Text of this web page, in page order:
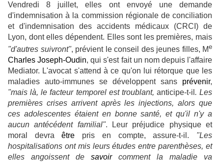
Vendredi 8 juillet, elles ont envoyé une demande
d'indemnisation à la commission régionale de conciliation
et d'indemnisation des accidents médicaux (CRCI) de
Lyon, dont elles dépendent. Elles sont les premières, mais
"d'autres suivront", prévient le conseil des jeunes filles, Me
Charles Joseph-Oudin, qui s'est fait un nom depuis l'affaire
Mediator. L'avocat s'attend à ce qu'on lui rétorque que les
maladies auto-immunes se développent sans prévenir,
"mais là, le facteur temporel est troublant, anticipe-t-il . Les
premières crises arrivent après les injections, alors que
ces adolescentes étaient en bonne santé, et qu'il n'y a
aucun antécédent familial". Leur préjudice physique et
moral devraêtre pris en compte, assure-t-il. "Les
hospitalisations ont mis leurs études entre parenthèses, et
elles angoissent de savoircomment la maladie va